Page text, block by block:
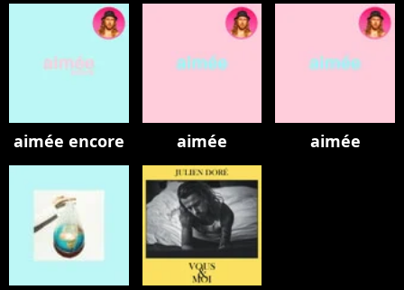
aimée encore aimée aimée